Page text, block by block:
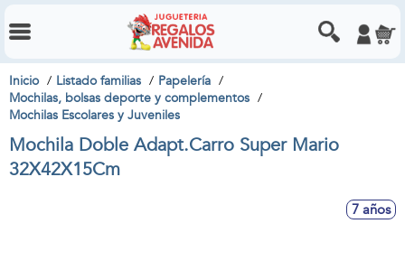
Inicio Listado familias
Papelería
Mochilas, bolsas deporte y complementos
Mochilas Escolares y Juveniles
Mochila Doble Adapt.Carro Super Mario
32X42X15Cm
7 años